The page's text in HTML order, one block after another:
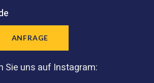
ANFRAGE
Sie uns auf Instagram: